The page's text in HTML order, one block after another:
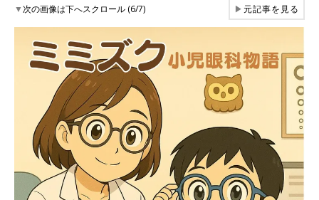
▼次の画像は下へスクロール (6/7) ▶元記事を見る